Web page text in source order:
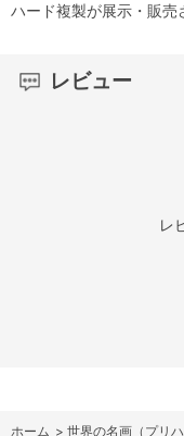
ハード複製が展示・販売
レビュー
レ
ホーム > 世界の名画（プリハ